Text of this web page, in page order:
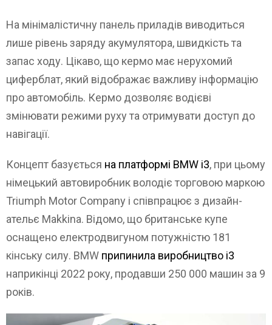
На мінімалістичну панель приладів виводиться
лише рівень заряду акумулятора, швидкість та
запас ходу. Цікаво, що кермо має нерухомий
циферблат, який відображає важливу інформацію
про автомобіль. Кермо дозволяє водієві
змінювати режими руху та отримувати доступ до
навігації.
Концепт базується на платформі BMW i3, при цьому
німецький автовиробник володіє торговою маркою
Triumph Motor Company і співпрацює з дизайн-
ательє Makkina. Відомо, що британське купе
оснащено електродвигуном потужністю 181
кінську силу. BMW припинила виробництво i3
наприкінці 2022 року, продавши 250 000 машин за 9
років.